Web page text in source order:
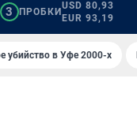
3 ПРОБКИ
USD 80,93
EUR 93,19
убийство в Уфе 2000-х